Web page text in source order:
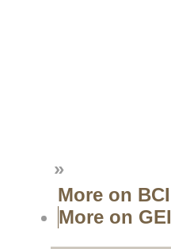
»
More on BCI
More on GEI